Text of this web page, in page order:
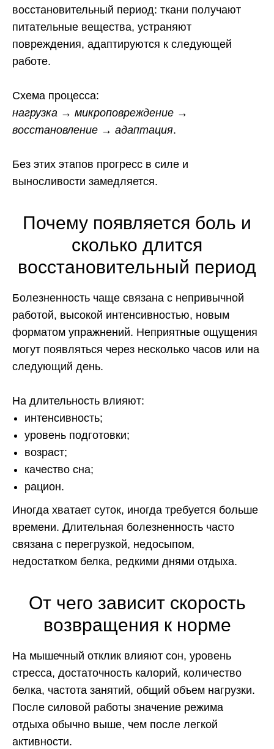
восстановительный период: ткани получают
питательные вещества, устраняют
повреждения, адаптируются к следующей
работе.
Схема процесса:
нагрузка → микроповреждение →
восстановление → адаптация.
Без этих этапов прогресс в силе и
выносливости замедляется.
Почему появляется боль и
сколько длится
восстановительный период
Болезненность чаще связана с непривычной
работой, высокой интенсивностью, новым
форматом упражнений. Неприятные ощущения
могут появляться через несколько часов или на
следующий день.
На длительность влияют:
интенсивность;
уровень подготовки;
возраст;
качество сна;
рацион.
Иногда хватает суток, иногда требуется больше
времени. Длительная болезненность часто
связана с перегрузкой, недосыпом,
недостатком белка, редкими днями отдыха.
От чего зависит скорость
возвращения к норме
На мышечный отклик влияют сон, уровень
стресса, достаточность калорий, количество
белка, частота занятий, общий объем нагрузки.
После силовой работы значение режима
отдыха обычно выше, чем после легкой
активности.